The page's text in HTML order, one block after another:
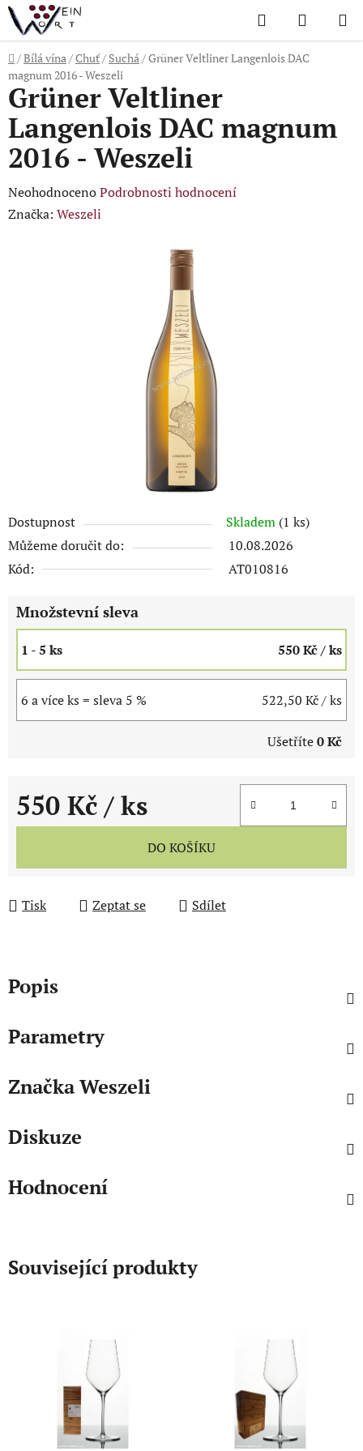
Přejít
na
obsah
Hledat
KOŠÍK
Domů
/Bílá vína/Chuť/ Suchá/Grüner Veltliner Langenlois DAC
magnum 2016 - Weszeli
Dostupnost Skladem (1 ks)
Můžeme doručit do:
10.08.2026
Kód:
AT010816
Množstevní sleva
1 - 5 ks 550 Kč/ ks
6 a více ks = sleva 5 % 522,50 Kč/ ks
Ušetříte0 Kč
550 Kč / ks
Měrná cena:
DO KOŠÍKU
Tisk Zeptat se Sdílet
Grüner Veltliner
Langenlois DAC magnum
2016 - Weszeli
Průměrné
hodnocení
NeohodnocenoPodrobnosti hodnocení
Značka: Weszeli
Popis
Parametry
ZnačkaWeszeli
Diskuze
Hodnocení
Související produkty